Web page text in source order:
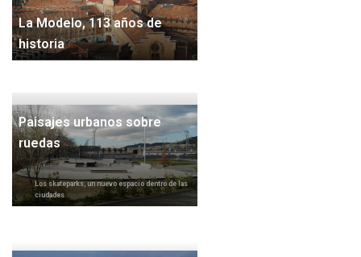
La Modelo, 113 años de
historia
Paisajes urbanos sobre
ruedas
Los skateparks, un nuevo espacio dentro de las
ciudades